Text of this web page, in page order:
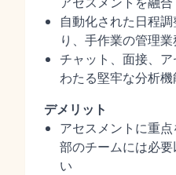
自動化された日程
り、手作業の管理
チャット、面接、
わたる堅牢な分析機
デメリット
アセスメントに重
部のチームには必
い